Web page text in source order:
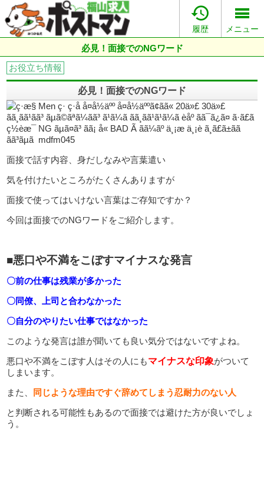

履歴 メニュー
必見！面接でのNGワード
お役立ち情報
必見！面接でのNGワード
面接で話す内容、身だしなみや言葉遣い
気を付けたいところがたくさんありますが
面接で使ってはいけない言葉はご存知ですか？
今回は面接でのNGワードをご紹介します。
■悪口や不満をこぼすマイナスな発言
〇前の仕事は残業が多かった
〇同僚、上司と合わなかった
〇自分のやりたい仕事ではなかった
このような発言は誰が聞いても良い気分ではないですよね。
悪口や不満をこぼす人はその人にもマイナスな印象がついて
しまいます。
また、
同じような理由ですぐ辞めてしまう忍耐力のない人
と判断される可能性もあるので面接では避けた方が良いでしょ
う。